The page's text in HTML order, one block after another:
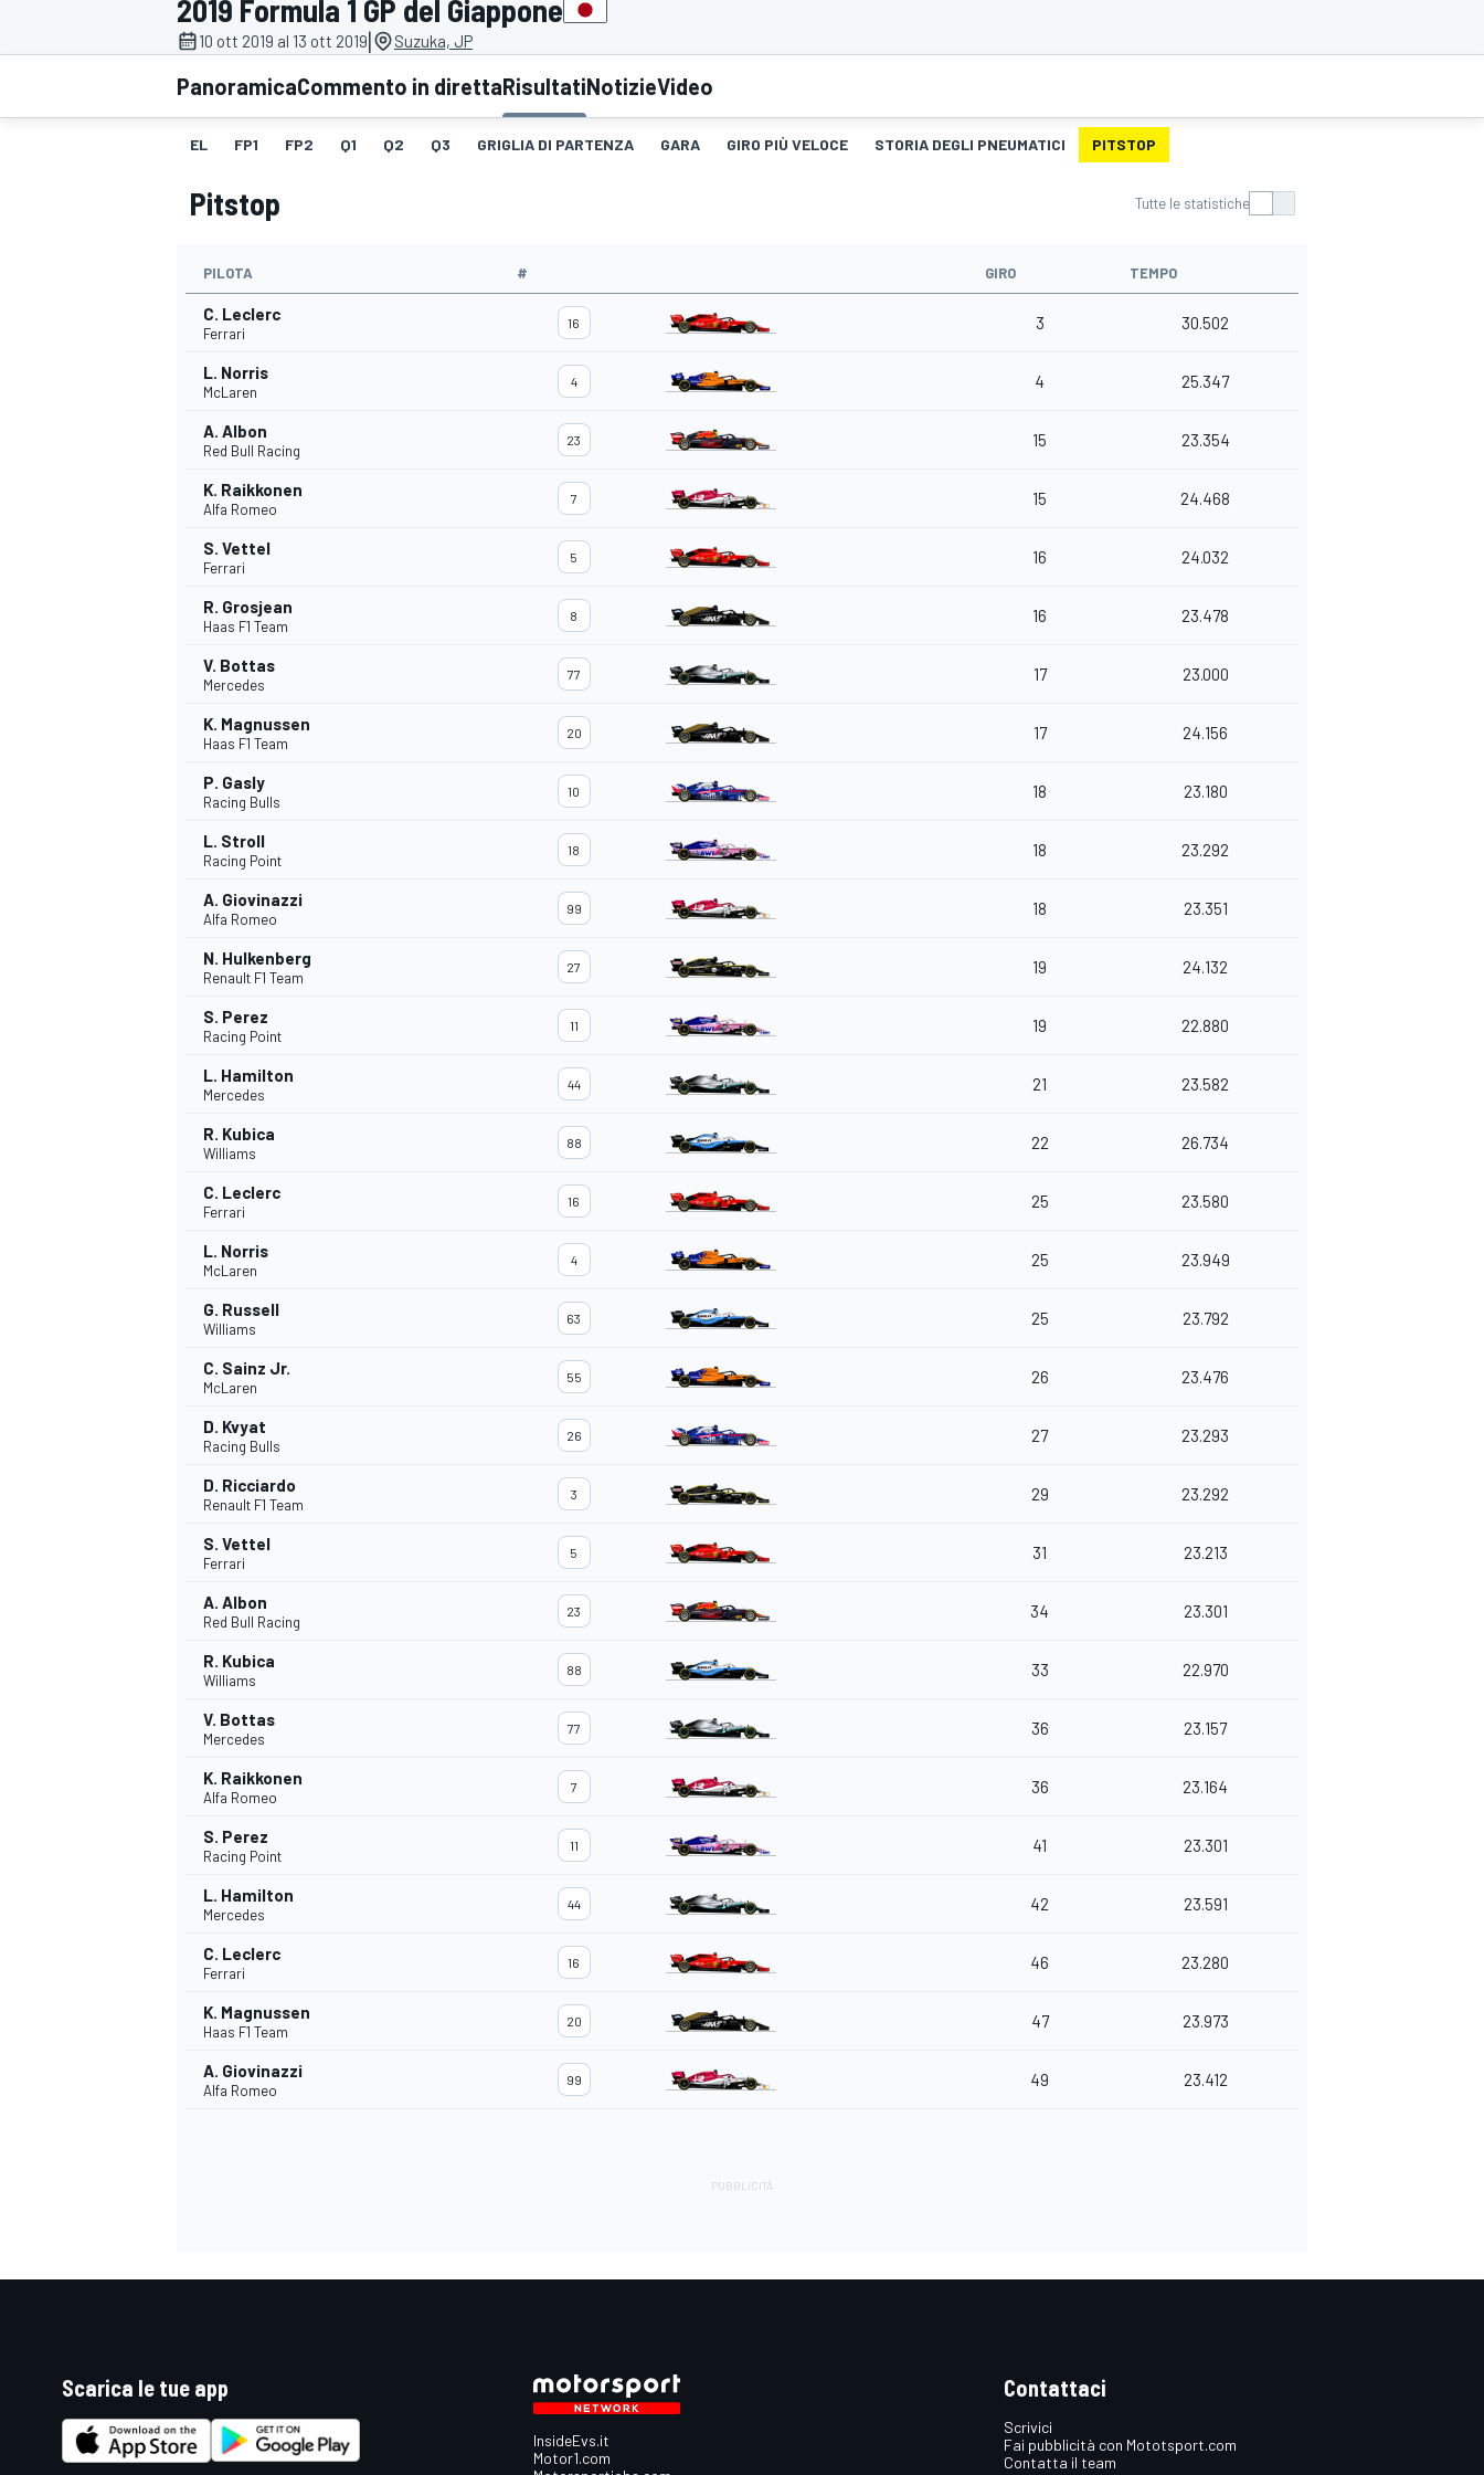
MOTOGP WEC
WRC
MONOPOSTO
MONOMARCA
2019 Formula 1 GP del Giappone
10 ott 2019 al 13 ott 2019| Suzuka, JP
PanoramicaCommento in direttaRisultatiNotizieVideo
EL FP1 FP2 Q1 Q2 Q3 GRIGLIA DI PARTENZA GARA GIRO PIÙ VELOCE STORIA DEGLI PNEUMATICI PITSTOP
Pitstop Tutte le statistiche
PILOTA # GIRO TEMPO
C. Leclerc
Ferrari
16 3 30.502
L. Norris
McLaren
4 4 25.347
A. Albon
Red Bull Racing
23 15 23.354
K. Raikkonen
Alfa Romeo
7 15 24.468
S. Vettel
Ferrari
5 16 24.032
R. Grosjean
Haas F1 Team
8 16 23.478
V. Bottas
Mercedes
77 17 23.000
K. Magnussen
Haas F1 Team
20 17 24.156
P. Gasly
Racing Bulls
10 18 23.180
L. Stroll
Racing Point
18 18 23.292
A. Giovinazzi
Alfa Romeo
99 18 23.351
N. Hulkenberg
Renault F1 Team
27 19 24.132
S. Perez
Racing Point
11 19 22.880
L. Hamilton
Mercedes
44 21 23.582
R. Kubica
Williams
88 22 26.734
C. Leclerc
Ferrari
16 25 23.580
L. Norris
McLaren
4 25 23.949
G. Russell
Williams
63 25 23.792
C. Sainz Jr.
McLaren
55 26 23.476
D. Kvyat
Racing Bulls
26 27 23.293
D. Ricciardo
Renault F1 Team
3 29 23.292
S. Vettel
Ferrari
5 31 23.213
A. Albon
Red Bull Racing
23 34 23.301
R. Kubica
Williams
88 33 22.970
V. Bottas
Mercedes
77 36 23.157
K. Raikkonen
Alfa Romeo
7 36 23.164
S. Perez
Racing Point
11 41 23.301
L. Hamilton
Mercedes
44 42 23.591
C. Leclerc
Ferrari
16 46 23.280
K. Magnussen
Haas F1 Team
20 47 23.973
A. Giovinazzi
Alfa Romeo
99 49 23.412
Scarica le tue app
InsideEvs.it
Motor1.com
Contattaci
Scrivici
Fai pubblicità con Mototsport.com
Contatta il team